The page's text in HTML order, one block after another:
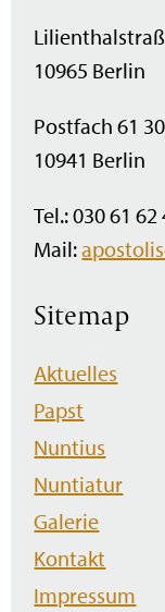
10965 Berlin
Postfach 61
10941 Berlin
Tel.: 030 61 62
Mail:
Sitemap
Navigation
überspringen
Aktuelles
Papst
Nuntius
Nuntiatur
Galerie
Kontakt
Impressum